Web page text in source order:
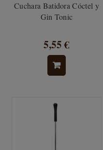
Cuchara Batidora Cóctel y
Gin Tonic
5,55 €